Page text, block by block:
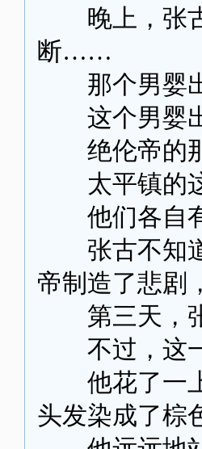
晚上，张古
断……
那个男婴出
这个男婴出
绝伦帝的那
太平镇的这
他们各自有
张古不知道
帝制造了悲剧
第三天，张
不过，这一
他花了一上
头发染成了棕